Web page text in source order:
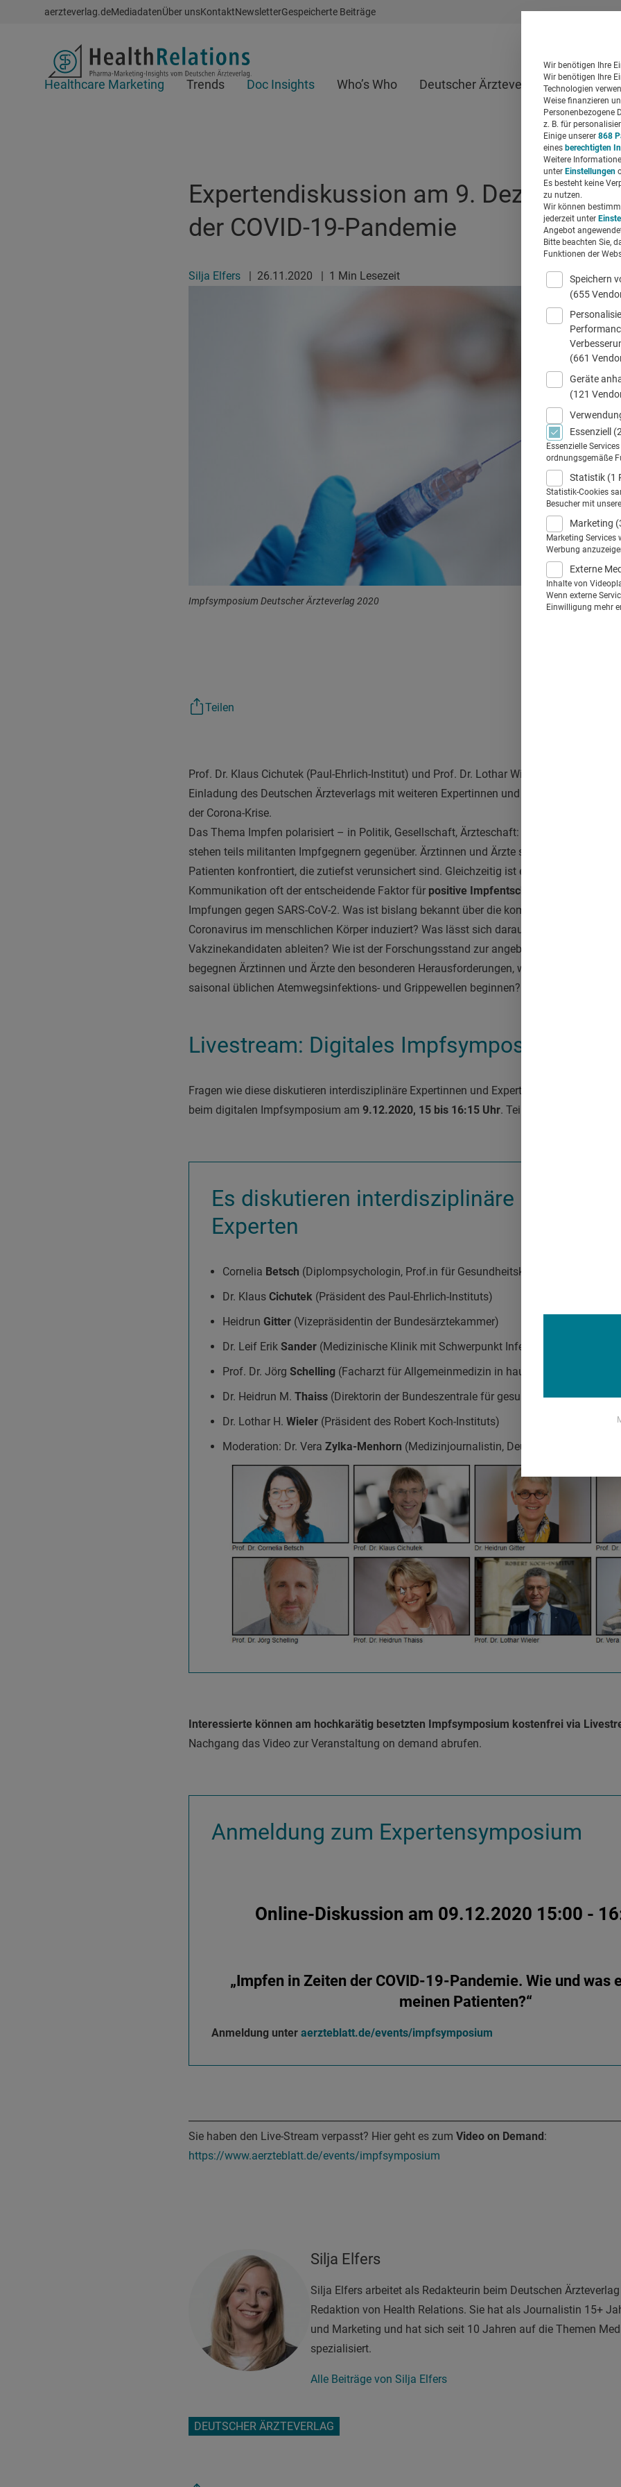
Schnellzugriff
aerzteverlag.deMediadatenÜber unsKontaktNewsletterGespeicherte Beiträge
Header
Healthcare Marketing Trends Doc Insights Who’s Who Deutscher Ärzteverlag
Expertendiskussion am 9. Dezember:
der COVID-19-Pandemie
Silja Elfers | 26.11.2020 | 1 Min Lesezeit
Impfsymposium Deutscher Ärzteverlag 2020
Teilen
Prof. Dr. Klaus Cichutek (Paul-Ehrlich-Institut) und Prof. Dr. Lothar Wieler (Robert Koch-
Einladung des Deutschen Ärzteverlags mit weiteren Expertinnen und Experten über
der Corona-Krise.
Das Thema Impfen polarisiert – in Politik, Gesellschaft, Ärzteschaft: Befürworter einer
stehen teils militanten Impfgegnern gegenüber. Ärztinnen und Ärzte sind demzufolge mit
Patienten konfrontiert, die zutiefst verunsichert sind. Gleichzeitig ist eine gelungene Arzt-
Kommunikation oft der entscheidende Faktor für positive Impfentscheidungen
Impfungen gegen SARS-CoV-2. Was ist bislang bekannt über die komplexen
Coronavirus im menschlichen Körper induziert? Was lässt sich daraus über Wirkweise
Vakzinekandidaten ableiten? Wie ist der Forschungsstand zur angeborenen und
begegnen Ärztinnen und Ärzte den besonderen Herausforderungen, wenn zusätzlich zur
saisonal üblichen Atemwegsinfektions- und Grippewellen beginnen?
Livestream: Digitales Impfsymposium am
Fragen wie diese diskutieren interdisziplinäre Expertinnen und Experten auf Einladung
beim digitalen Impf­symposium am 9.12.2020, 15 bis 16:15 Uhr. Teilnehmer sind:
Es diskutieren interdisziplinäre
Experten
Cornelia Betsch (Diplompsychologin, Prof.in für Gesundheitskommunikation,
Dr. Klaus Cichutek (Präsident des Paul-Ehrlich-Instituts)
Heidrun Gitter (Vizepräsidentin der Bundesärztekammer)
Dr. Leif Erik Sander (Medizinische Klinik mit Schwerpunkt Infektiologie und
Prof. Dr. Jörg Schelling (Facharzt für Allgemeinmedizin in hausärztlicher
Dr. Heidrun M. Thaiss (Direktorin der Bundeszentrale für gesundheitliche
Dr. Lothar H. Wieler (Präsident des Robert Koch-Instituts)
Moderation: Dr. Vera Zylka-Menhorn (Medizinjournalistin, Deutsches Ärzteblatt)
Interessierte können am hochkarätig besetzten Impfsymposium kostenfrei via
Nachgang das Video zur Veranstaltung on demand abrufen.
Anmeldung zum Expertensymposium
Online-Diskussion am 09.12.2020 15:00 -
„Impfen in Zeiten der COVID-19-Pandemie. Wie und was
meinen Patienten?“
Anmeldung unter aerzteblatt.de/events/impfsymposium
Sie haben den Live-Stream verpasst? Hier geht es zum Video on Demand :
https://www.aerzteblatt.de/events/impfsymposium
Silja Elfers
Silja Elfers arbeitet als Redakteurin beim Deutschen
Redaktion von Health Relations. Sie hat als Journalistin 15+
und Marketing und hat sich seit 10 Jahren auf die Themen
spezialisiert.
Alle Beiträge von Silja Elfers
DEUTSCHER ÄRZTEVERLAG
Wir benötigen Ihre
Wir benötigen Ihre
Technologien
Weise finanzieren
Personenbezogene
z. B. für
Einige unserer 868
eines berechtigten
Weitere
unter Einstellungen
Es besteht keine
zu nutzen.
Wir können
jederzeit unter
Angebot
Bitte beachten Sie,
Funktionen der
Speichern
(655
(661
Geräte
(121
Essenziell
Essenzielle
ordnungsgemäße
Statistik (1
Statistik-Cookies
Besucher mit
Marketing
Marketing
Werbung
Externe
Inhalte von
Wenn externe
Einwilligung mehr